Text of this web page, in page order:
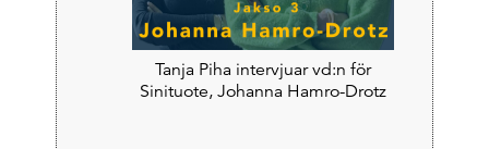
Tanja Piha intervjuar vd:n för
Sinituote, Johanna Hamro-Drotz